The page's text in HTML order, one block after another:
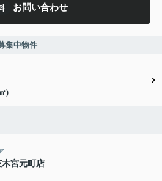
お問い合わせ
集中物件
)
宮元町店